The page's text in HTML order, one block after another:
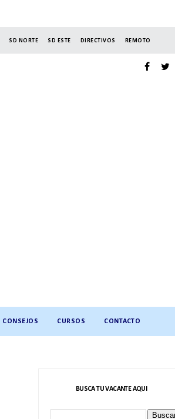
SD NORTE SD ESTE DIRECTIVOS REMOTO
CONSEJOS CURSOS CONTACTO
BUSCA TU VACANTE AQUI